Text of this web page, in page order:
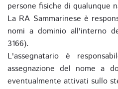
persone fisiche di qualunque
La RA Sammarinese è
nomi a dominio all'interno
3166).
L'assegnatario è
assegnazione del nome a
eventualmente attivati sullo